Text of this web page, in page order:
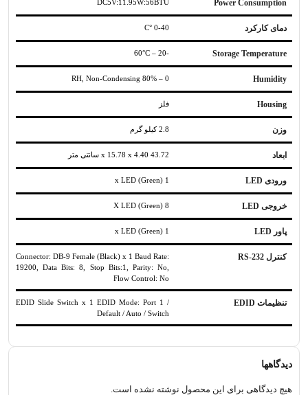
Power Consumption
DC5V:11.95W:56BTU
دمای کارکرد 0-40 °C
Storage Temperature
-20 – 60°C
Humidity
0 – 80% RH, Non-Condensing
Housing فلز
وزن 2.8 کیلو گرم
ابعاد 43.72 x 15.78 x 4.40 سانتی متر
ورودی LED 1 x LED (Green)
خروجی LED 8 X LED (Green)
پاور LED 1 x LED (Green)
کنترل RS-232
Connector: DB-9 Female (Black) x 1 Baud Rate:
19200, Data Bits: 8, Stop Bits:1, Parity: No,
Flow Control: No
تنظیمات EDID
EDID Slide Switch x 1 EDID Mode: Port 1 /
Default / Auto / Switch
دیدگاهها
هیچ دیدگاهی برای این محصول نوشته نشده است.